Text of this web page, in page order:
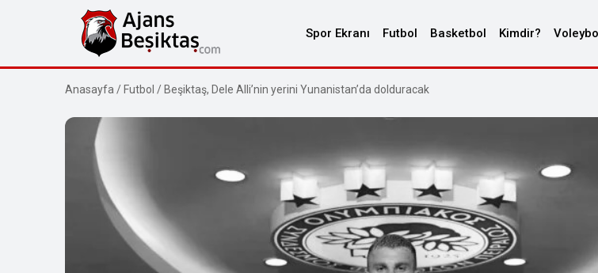
Spor Ekranı Futbol Basketbol Kimdir?
Anasayfa / Futbol / Beşiktaş, Dele Alli’nin yerini Yunanistan’da dolduracak